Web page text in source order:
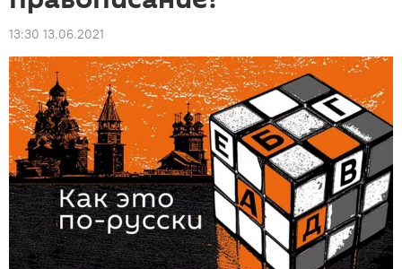
13:30 13.06.2021